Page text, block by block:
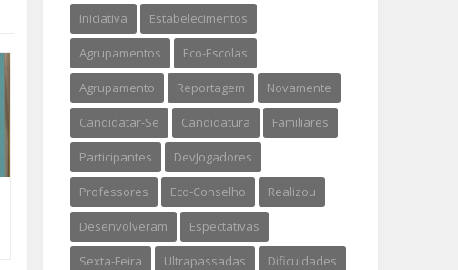
Iniciativa Estabelecimentos
Agrupamentos Eco-Escolas
Agrupamento Reportagem Novamente
Candidatar-Se Candidatura Familiares
Participantes DevJogadores
Professores Eco-Conselho Realizou
Desenvolveram Espectativas
Sexta-Feira Ultrapassadas Dificuldades